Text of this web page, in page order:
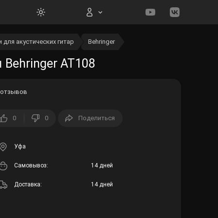
акустических гитар Behringer
AT108
0 0 Поделиться
Уфа
Cамовывоз: 14 дней
Доставка: 14 дней